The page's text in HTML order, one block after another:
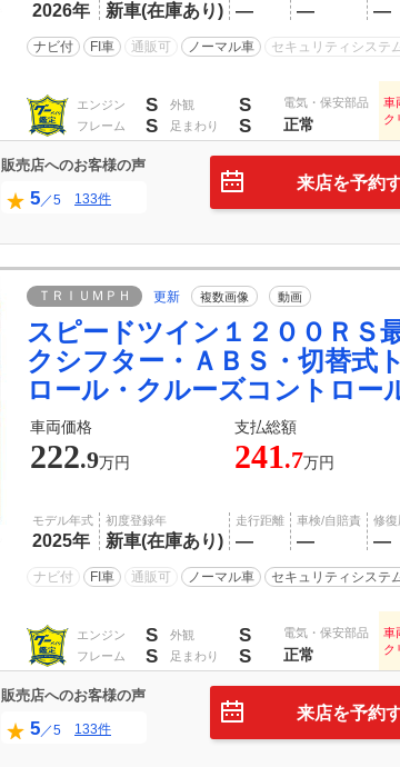
2026年 新車(在庫あり) ― ― ―
ナビ付 FI車 通販可 ノーマル車 セキュリティシステ
エンジン S 外観 S
フレーム S 足まわり S
電気・保安部品
正常
車
ク
販売店へのお客様の声
5／5 133件
来店を予約
ＴＲＩＵＭＰＨ 更新 複数画像 動画
スピードツイン１２００Ｒ
クシフター・ＡＢＳ・切替式
ロール・クルーズコントロ
車両価格 支払総額
222.9万円 241.7万円
モデル年式
2025年
初度登録年
新車(在庫あり)
走行距離
―
車検/自賠責
―
修復
―
ナビ付 FI車 通販可 ノーマル車 セキュリティシステ
エンジン S 外観 S
フレーム S 足まわり S
電気・保安部品
正常
車
ク
販売店へのお客様の声
5／5 133件
来店を予約